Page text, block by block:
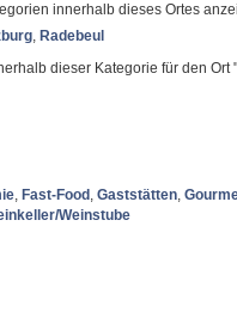
innerhalb dieses Ortes
, Radebeul
dieser Kategorie für den Ort
, Fast-Food , Gaststätten,
Weinstube